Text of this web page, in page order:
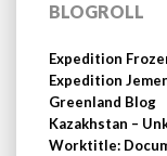
BLOGROLL
Expedition
Expedition
Greenland Blog
Kazakhstan –
Worktitle: